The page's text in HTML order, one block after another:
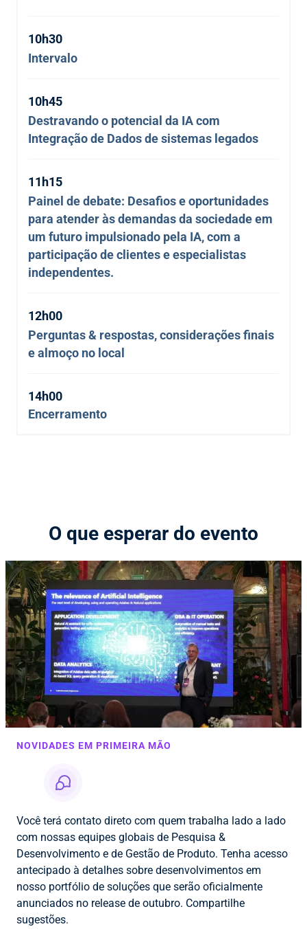
10h30
Intervalo
10h45
Destravando o potencial da IA com
Integração de Dados de sistemas legados
11h15
Painel de debate: Desafios e oportunidades
para atender às demandas da sociedade em
um futuro impulsionado pela IA, com a
participação de clientes e especialistas
independentes.
12h00
Perguntas & respostas, considerações finais
e almoço no local
14h00
Encerramento
O que esperar do evento
NOVIDADES EM PRIMEIRA MÃO
Você terá contato direto com quem trabalha lado a lado
com nossas equipes globais de Pesquisa &
Desenvolvimento e de Gestão de Produto. Tenha acesso
antecipado à detalhes sobre desenvolvimentos em
nosso portfólio de soluções que serão oficialmente
anunciados no release de outubro. Compartilhe
sugestões.